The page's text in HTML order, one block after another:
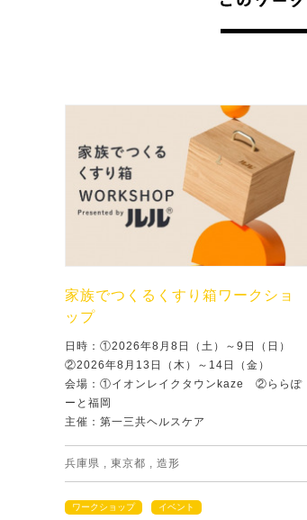
家族でつくるくすり箱ワークショ
ップ
日時：①2026年8月8日（土）～9日（日）
②2026年8月13日（木）～14日（金）
会場：①イオンレイクタウンkaze ②ららぽ
ーと福岡
主催：第一三共ヘルスケア
兵庫県 , 東京都 , 造形
ワークショップ イベント